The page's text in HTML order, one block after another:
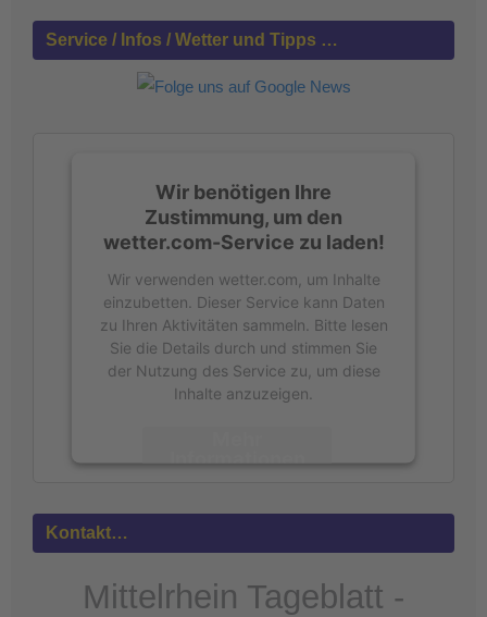
n
Service / Infos / Wetter und Tipps …
Wir benötigen Ihre
Zustimmung, um den
wetter.com-Service zu laden!
Wir verwenden wetter.com, um Inhalte
einzubetten. Dieser Service kann Daten
zu Ihren Aktivitäten sammeln. Bitte lesen
Sie die Details durch und stimmen Sie
der Nutzung des Service zu, um diese
Inhalte anzuzeigen.
Informationen
powered by
Kontakt…
Mittelrhein Tageblatt -